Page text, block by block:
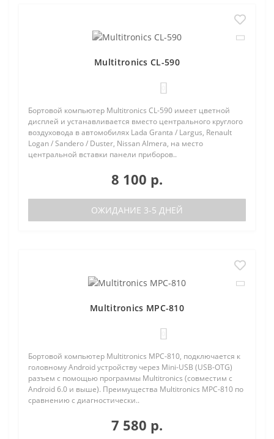
Multitronics CL-590
Бортовой компьютер Multitronics CL-590 имеет цветной
дисплей и устанавливается вместо центрального круглого
воздуховода в автомобилях Lada Granta / Largus, Renault
Logan / Sandero / Duster, Nissan Almera, на место
центральной вставки панели приборов..
8 100 р.
ОЖИДАНИЕ 3-5 ДНЕЙ
Multitronics MPC-810
Бортовой компьютер Multitronics MPC-810, подключается к
головному Android устройству через Mini-USB (USB-OTG)
разъем с помощью программы Multitronics (совместим с
Android 6.0 и выше). Преимущества Multitronics MPC-810 по
сравнению с диагностически..
7 580 р.